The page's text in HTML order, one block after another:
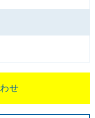
せ